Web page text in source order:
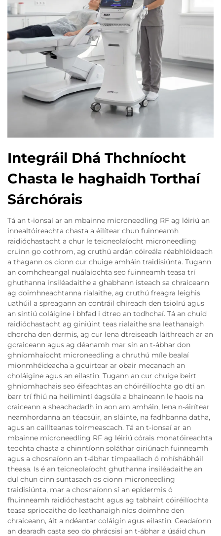
Integráil Dhá Thchníocht
Chasta le haghaidh Torthaí
Sárchórais
Tá an t-ionsaí ar an mbainne microneedling RF ag léiriú an
innealtóireachta chasta a éilítear chun fuinneamh
raidióchastacht a chur le teicneolaíocht microneedling
cruinn go cothrom, ag cruthú ardán cóireála réabhlóideach
a thagann os cionn cur chuige amháin traidisiúnta. Tugann
an comhcheangal nuálaíochta seo fuinneamh teasa trí
ghuthanna insiléadaithe a ghabhann isteach sa chraiceann
ag doimhneachtanna rialaithe, ag cruthú freagra leighis
uathúil a spreagann an contráil dhíreach den tsiolrú agus
an sintiú coláigine i bhfad i dtreo an todhchaí. Tá an chuid
raidióchastacht ag giniúint teas rialaithe sna leathanaigh
dhorcha den dermis, ag cur lena dtreiseadh láithreach ar an
gcraiceann agus ag déanamh mar sin an t-ábhar don
ghníomhaíocht microneedling a chruthú míle bealaí
mionmhéideacha a gcuirtear ar obair mecanach an
choláigine agus an eilastin. Tugann an cur chuige beirt
ghníomhachais seo éifeachtas an chóiréilíochta go dtí an
barr trí fhiú na heilimintí éagsúla a bhaineann le haois na
craiceann a sheachadadh in aon am amháin, lena n-áirítear
neamhordanna an téacsúir, an sláinte, na fadhbanna datha,
agus an caillteanas toirmeascach. Tá an t-ionsaí ar an
mbainne microneedling RF ag léiriú córais monatóireachta
teochta chasta a chinntíonn soláthar oiriúnach fuinneamh
agus a chosnaíonn an t-ábhar timpeallach ó mhíshábháil
theasa. Is é an teicneolaíocht ghuthanna insiléadaithe an
dul chun cinn suntasach os cionn microneedling
traidisiúnta, mar a chosnaíonn sí an epidermis ó
fhuinneamh raidióchastacht agus ag tabhairt cóiréilíochta
teasa spriocaithe do leathanaigh níos doimhne den
chraiceann, áit a ndéantar coláigin agus eilastin. Ceadaíonn
an dearadh casta seo do phrácsisí an t-ábhar a úsáid chun